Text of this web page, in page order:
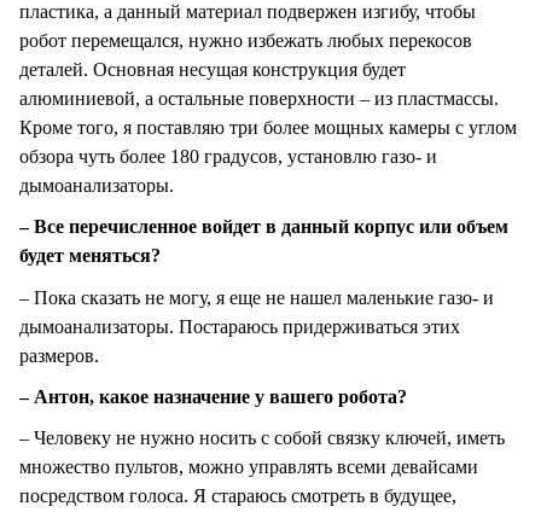
пластика, а данный материал подвержен изгибу, чтобы
робот перемещался, нужно избежать любых перекосов
деталей. Основная несущая конструкция будет
алюминиевой, а остальные поверхности – из пластмассы.
Кроме того, я поставляю три более мощных камеры с углом
обзора чуть более 180 градусов, установлю газо- и
дымоанализаторы.
– Все перечисленное войдет в данный корпус или объем
будет меняться?
– Пока сказать не могу, я еще не нашел маленькие газо- и
дымоанализаторы. Постараюсь придерживаться этих
размеров.
– Антон, какое назначение у вашего робота?
– Человеку не нужно носить с собой связку ключей, иметь
множество пультов, можно управлять всеми девайсами
посредством голоса. Я стараюсь смотреть в будущее,